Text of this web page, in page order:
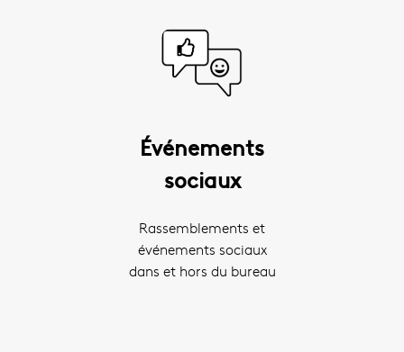
Événements
sociaux
Rassemblements et
événements sociaux
dans et hors du bureau